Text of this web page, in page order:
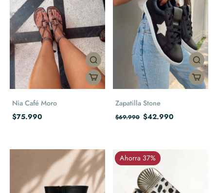
Nia Café Moro
$75.990
Zapatilla Stone
$69.990 $42.990
Ahorra 37%